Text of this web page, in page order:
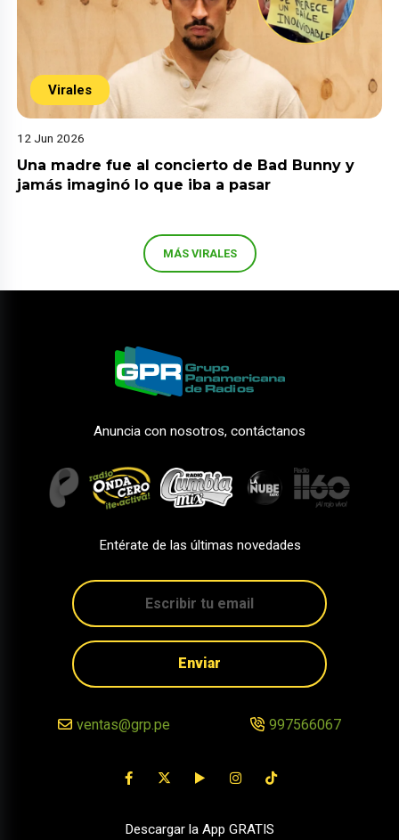
Virales
12 Jun 2026
Una madre fue al concierto de Bad Bunny y
jamás imaginó lo que iba a pasar
MÁS VIRALES
Anuncia con nosotros, contáctanos
Entérate de las últimas novedades
Enviar
ventas@grp.pe 997566067
Descargar la App GRATIS